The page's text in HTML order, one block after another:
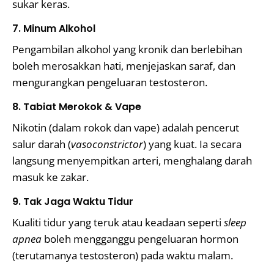
sukar keras.
7. Minum Alkohol
Pengambilan alkohol yang kronik dan berlebihan
boleh merosakkan hati, menjejaskan saraf, dan
mengurangkan pengeluaran testosteron.
8. Tabiat Merokok & Vape
Nikotin (dalam rokok dan vape) adalah pencerut
salur darah (vasoconstrictor) yang kuat. Ia secara
langsung menyempitkan arteri, menghalang darah
masuk ke zakar.
9. Tak Jaga Waktu Tidur
Kualiti tidur yang teruk atau keadaan seperti sleep
apnea boleh mengganggu pengeluaran hormon
(terutamanya testosteron) pada waktu malam.